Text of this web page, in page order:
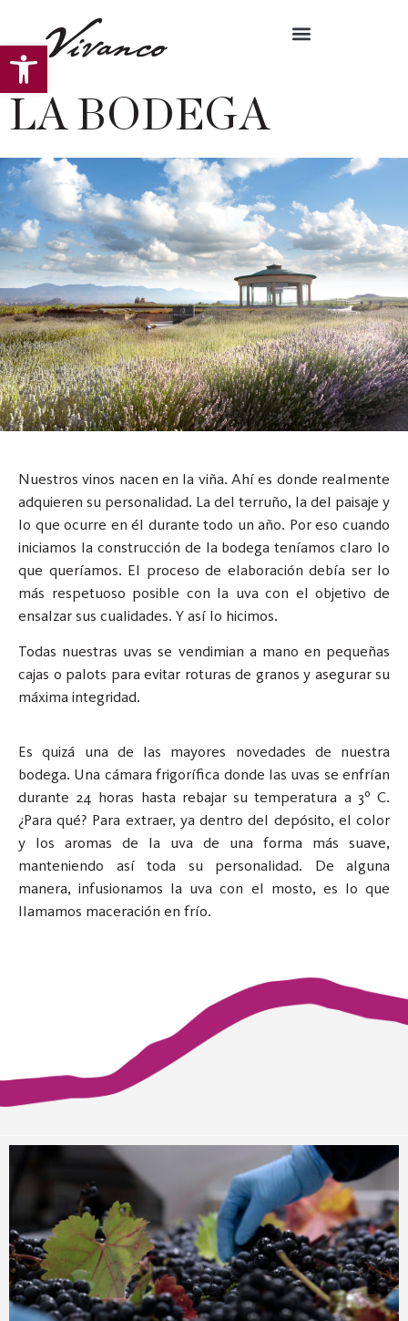
Abrir barra de herramientas
LA BODEGA
Nuestros vinos nacen en la viña. Ahí es donde realmente
adquieren su personalidad. La del terruño, la del paisaje y
lo que ocurre en él durante todo un año. Por eso cuando
iniciamos la construcción de la bodega teníamos claro lo
que queríamos. El proceso de elaboración debía ser lo
más respetuoso posible con la uva con el objetivo de
ensalzar sus cualidades. Y así lo hicimos.
Todas nuestras uvas se vendimian a mano en pequeñas
cajas o palots para evitar roturas de granos y asegurar su
máxima integridad.
Es quizá una de las mayores novedades de nuestra
bodega. Una cámara frigorífica donde las uvas se enfrían
durante 24 horas hasta rebajar su temperatura a 3º C.
¿Para qué? Para extraer, ya dentro del depósito, el color
y los aromas de la uva de una forma más suave,
manteniendo así toda su personalidad. De alguna
manera, infusionamos la uva con el mosto, es lo que
llamamos maceración en frío.